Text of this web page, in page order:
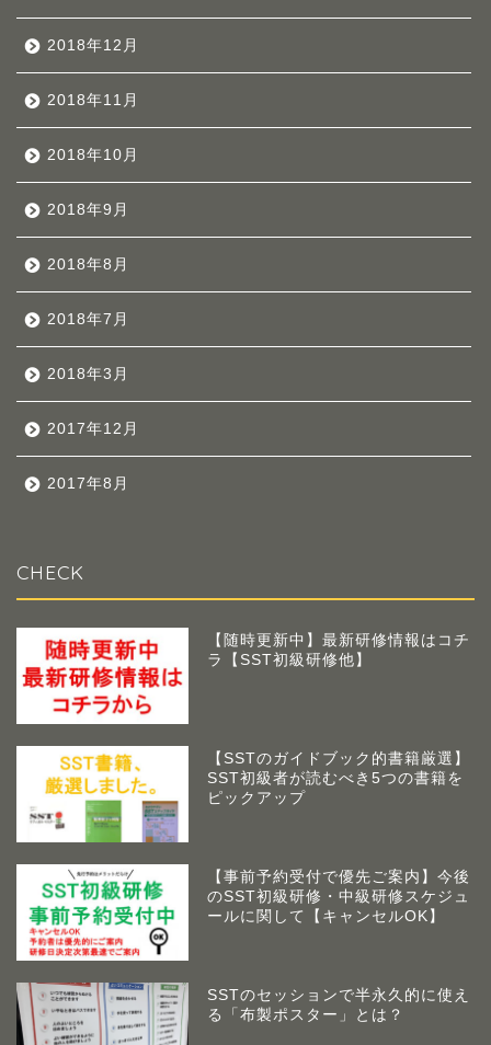
2018年12月
2018年11月
2018年10月
2018年9月
2018年8月
2018年7月
2018年3月
2017年12月
2017年8月
CHECK
【随時更新中】最新研修情報はコチ
ラ【SST初級研修他】
【SSTのガイドブック的書籍厳選】
SST初級者が読むべき5つの書籍を
ピックアップ
【事前予約受付で優先ご案内】今後
のSST初級研修・中級研修スケジュ
ールに関して【キャンセルOK】
SSTのセッションで半永久的に使え
る「布製ポスター」とは？